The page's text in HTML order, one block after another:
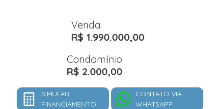
Venda
R$ 1.990.000,00
Condomínio
R$ 2.000,00
SIMULAR
FINANCIAMENTO
CONTATO VIA
WHATSAPP